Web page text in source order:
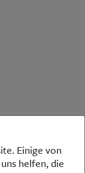
Stimme
berichtet sie
und Wirtschaft und
Einige von
helfen, die